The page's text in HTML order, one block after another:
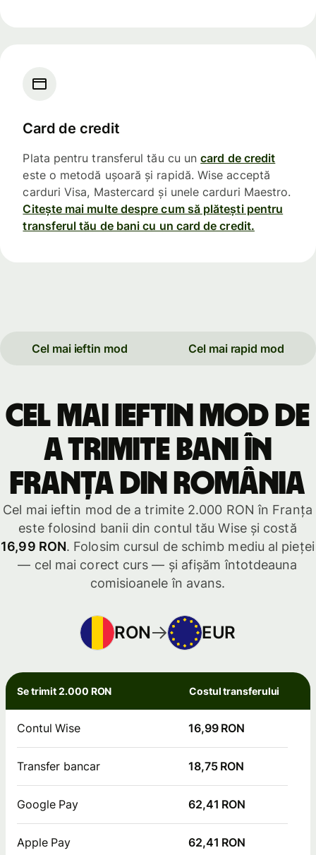
Card de credit
Plata pentru transferul tău cu uncard de credit
este o metodă ușoară și rapidă. Wise acceptă
carduri Visa, Mastercard și unele carduri Maestro.
Citește mai multe despre cum să plătești pentru
transferul tău de bani cu un card de credit.
Cel mai ieftin mod Cel mai rapid mod
Cel mai ieftin mod de
a trimite bani în
Franța din România
Cel mai ieftin mod de a trimite 2.000 RON în Franța
este folosind banii din contul tău Wise și costă
16,99 RON. Folosim cursul de schimb mediu al pieței
— cel mai corect curs — și afișăm întotdeauna
comisioanele în avans.
RON EUR
Se trimit 2.000 RON Costul transferului
Contul Wise 16,99 RON
Transfer bancar 18,75 RON
Google Pay 62,41 RON
Apple Pay 62,41 RON